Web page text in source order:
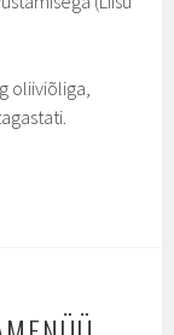
oliiviõliga,